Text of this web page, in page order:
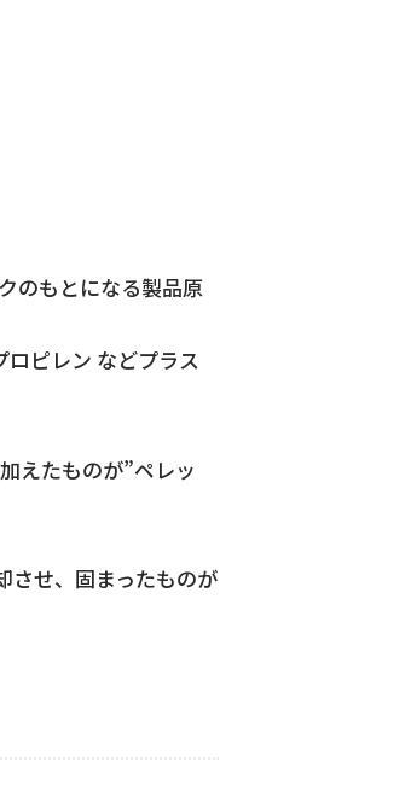
のもとになる製品原
ピレン などプラス
えたものが”ペレッ
させ、固まったものが